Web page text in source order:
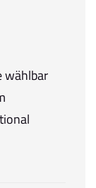
wählbar